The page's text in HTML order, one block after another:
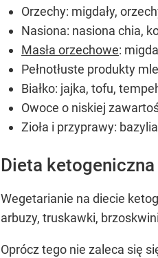
Orzechy: migdały,
Nasiona: nasiona chia,
Masła orzechowe:
Pełnotłuste produkty
Białko: jajka, tofu,
Owoce o niskiej
Zioła i przyprawy:
Dieta
Wegetarianie na diecie
arbuzy, truskawki,
Oprócz tego nie zaleca się